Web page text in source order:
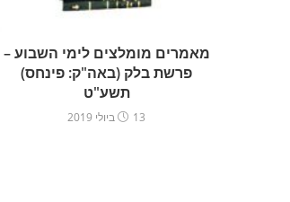
מאמרים מומלצים לימי השבוע –
פרשת בלק (באה"ק: פינחס)
תשע"ט
13 ביולי 2019